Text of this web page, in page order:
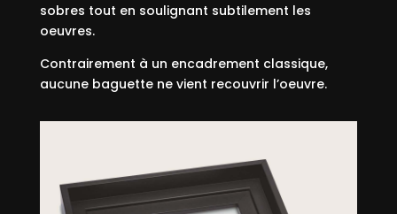
sobres tout en soulignant subtilement les
oeuvres.
Contrairement à un encadrement classique,
aucune baguette ne vient recouvrir l’oeuvre.